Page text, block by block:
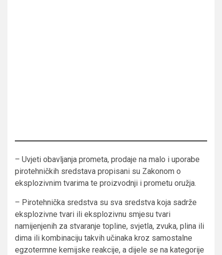
– Uvjeti obavljanja prometa, prodaje na malo i uporabe
pirotehničkih sredstava propisani su Zakonom o
eksplozivnim tvarima te proizvodnji i prometu oružja.
– Pirotehnička sredstva su sva sredstva koja sadrže
eksplozivne tvari ili eksplozivnu smjesu tvari
namijenjenih za stvaranje topline, svjetla, zvuka, plina ili
dima ili kombinaciju takvih učinaka kroz samostalne
egzotermne kemijske reakcije, a dijele se na kategorije